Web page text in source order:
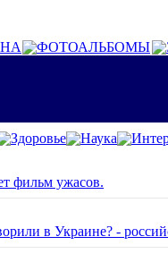
ФОТОАЛЬБОМЫ
Здоровье Наука
фильм ужасов.
в Украине? -